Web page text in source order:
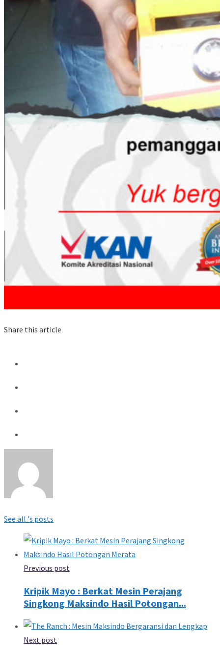
Share this article
See all 's posts
Previous post
Kripik Mayo : Berkat Mesin Perajang
Singkong Maksindo Hasil Potongan...
Next post